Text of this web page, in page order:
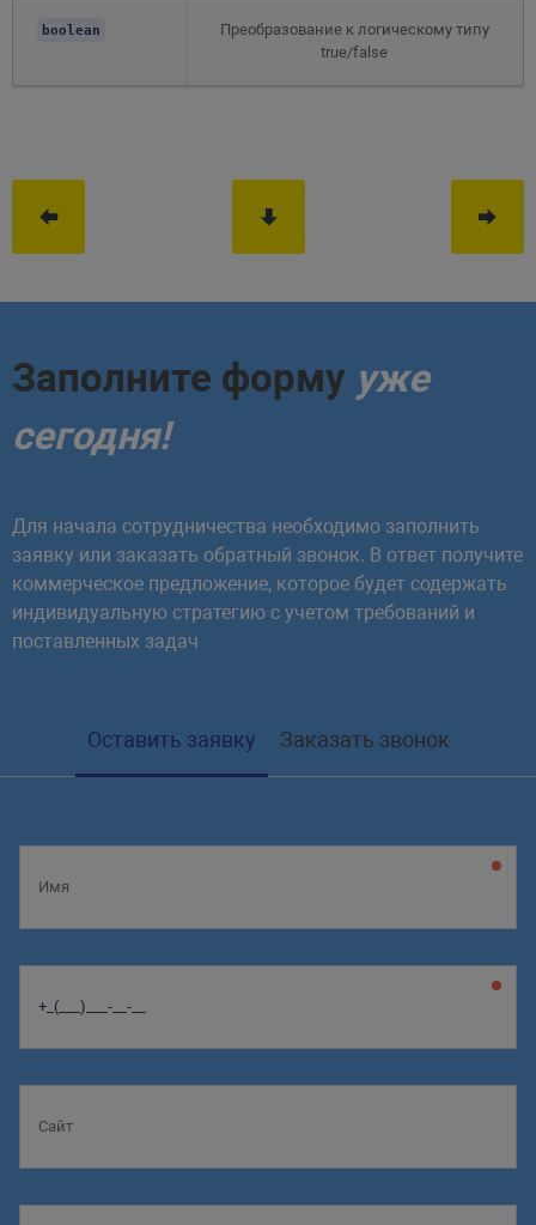
boolean
Преобразование к логическому типу
true/false
Заполните форму уже
сегодня!
Для начала сотрудничества необходимо заполнить
заявку или заказать обратный звонок. В ответ получите
коммерческое предложение, которое будет содержать
индивидуальную стратегию с учетом требований и
поставленных задач
Оставить заявку Заказать звонок